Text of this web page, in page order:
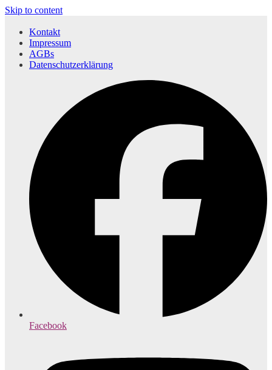
Skip to content
Kontakt
Impressum
AGBs
Datenschutzerklärung
Facebook